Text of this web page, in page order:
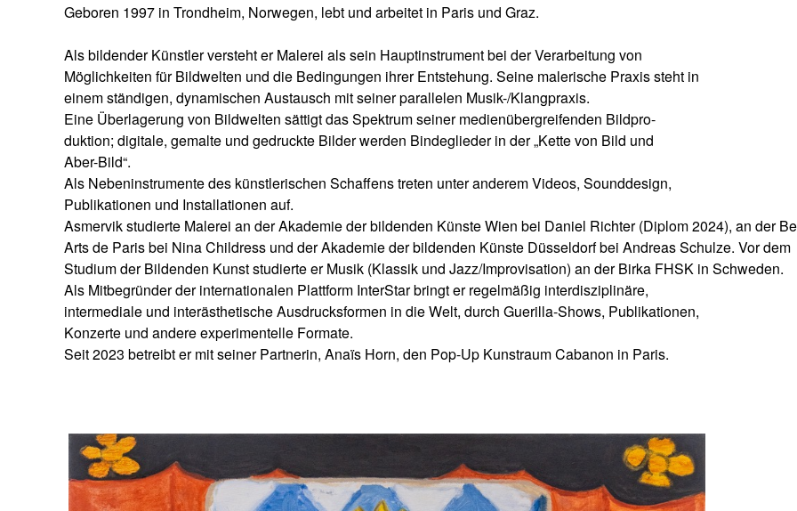
Geboren 1997 in Trondheim, Norwegen, lebt und arbeitet in Paris und Graz.
Als bildender Künstler versteht er Malerei als sein Hauptinstrument bei der Verarbeitung von
Möglichkeiten für Bildwelten und die Bedingungen ihrer Entstehung. Seine malerische Praxis steht in
einem ständigen, dynamischen Austausch mit seiner parallelen Musik-/Klangpraxis.
Eine Überlagerung von Bildwelten sättigt das Spektrum seiner medienübergreifenden Bildpro-
duktion; digitale, gemalte und gedruckte Bilder werden Bindeglieder in der „Kette von Bild und
Aber-Bild“.
Als Nebeninstrumente des künstlerischen Schaffens treten unter anderem Videos, Sounddesign,
Publikationen und Installationen auf.
Asmervik studierte Malerei an der Akademie der bildenden Künste Wien bei Daniel Richter (Diplom 2024), an der
Arts de Paris bei Nina Childress und der Akademie der bildenden Künste Düsseldorf bei Andreas Schulze. Vor dem
Studium der Bildenden Kunst studierte er Musik (Klassik und Jazz/Improvisation) an der Birka FHSK in Schweden.
Als Mitbegründer der internationalen Plattform InterStar bringt er regelmäßig interdisziplinäre,
intermediale und interästhetische Ausdrucksformen in die Welt, durch Guerilla-Shows, Publikationen,
Konzerte und andere experimentelle Formate.
Seit 2023 betreibt er mit seiner Partnerin, Anaïs Horn, den Pop-Up Kunstraum Cabanon in Paris.